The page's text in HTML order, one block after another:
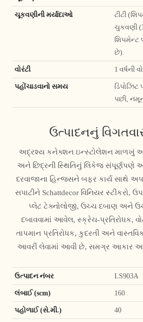
ચૂકવણીની મર્યાદાઓ
ટીટી
ચુકવણી
શિપમેન્ટ
છે).
વોરંટી 1 વર્ષની
પહોંચાડવાનો સમય
ડિપોઝિટ
પછી,
ઉત્પાદનનું
અદ્રશ્ય કનેક્શન ઇન્સ્ટોલેશન માળખું
અને છિદ્રની સ્થિતિનું લિકેજ સંપૂર્ણપણે
દરવાજાના હિન્જ્સને બફર કાર્ય સાથે
સપાટીને Schattdecor વિનિયર સ્ટીકરો,
પ્લેટ ટેક્નોલોજી, ઉચ્ચ દબાણ અને
દબાવવામાં આવેલ, સ્ક્રેચ-પ્રતિરોધક,
તાપમાન પ્રતિરોધક, કુદરતી અને
આવરી લેવામાં આવી છે, સમગ્ર આકાર
ઉત્પાદન નંબર LS903A
લંબાઈ (scm) 160
પહોળાઈ (સે.મી.) 40